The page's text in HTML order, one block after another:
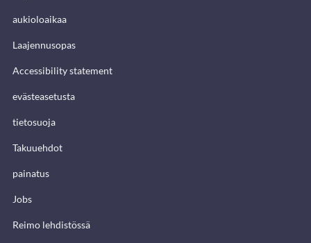
aukioloaikaa
Laajennusopas
Accessibility statement
evästeasetusta
tietosuoja
Takuuehdot
painatus
Jobs
Reimo lehdistössä